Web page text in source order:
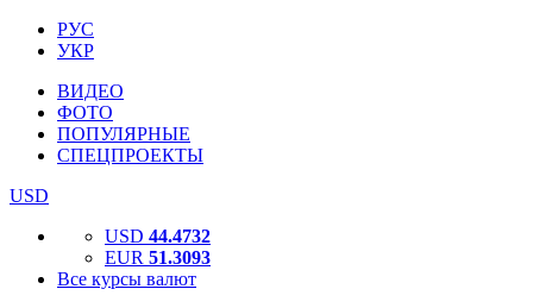
РУС
УКР
ВИДЕО
ФОТО
ПОПУЛЯРНЫЕ
СПЕЦПРОЕКТЫ
USD
USD 44.4732
EUR 51.3093
Все курсы валют